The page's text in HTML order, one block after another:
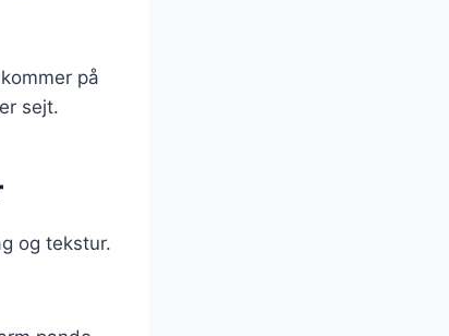
på
sejt.
og tekstur.